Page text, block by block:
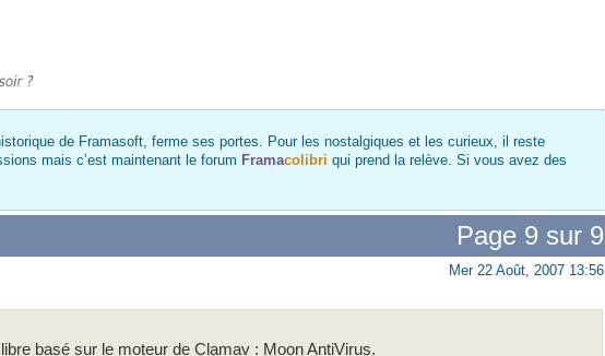
de Framasoft, ferme ses portes. Pour les nostalgiques et les curieux, il reste
mais c’est maintenant le forum Framacolibri qui prend la relève. Si vous avez des
Page 9 sur 9
Mer 22 Août, 2007 13:56
basé sur le moteur de Clamav : Moon AntiVirus.